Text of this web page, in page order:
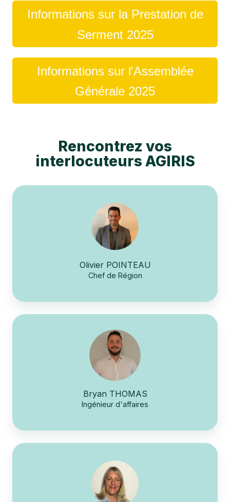
Informations sur la Prestation de
Serment 2025
Informations sur l'Assemblée
Générale 2025
Rencontrez vos
interlocuteurs AGIRIS
Olivier POINTEAU
Chef de Région
Bryan THOMAS
Ingénieur d'affaires